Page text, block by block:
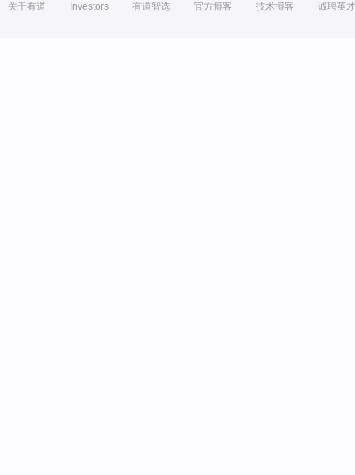
关于有道 Investors 有道智选 官方博客 技术博客 诚聘英才